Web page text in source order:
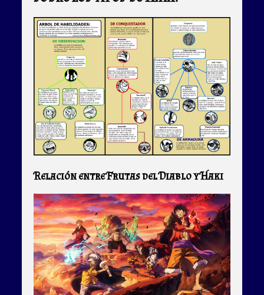
Relación entre Frutas del Diablo y Haki